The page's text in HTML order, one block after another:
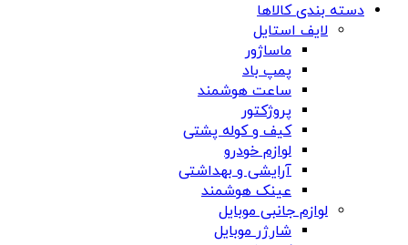
دسته بندی کالاها
لایف استایل
ماساژور
پمپ باد
ساعت هوشمند
پروژکتور
کیف و کوله پشتی
لوازم خودرو
آرایشی و بهداشتی
عینک هوشمند
لوازم جانبی موبایل
شارژر موبایل